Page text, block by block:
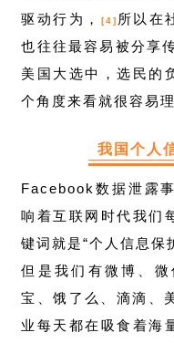
驱动行为，
[4] 所以在
也往往最容易被分享
美国大选中，选民的
个角度来看就很容易理
我国个人
Facebook数据泄露
响着互联网时代我们
键词就是“个人信息保
但是我们有微博、
宝、饿了么、滴滴、
业每天都在吸食着海